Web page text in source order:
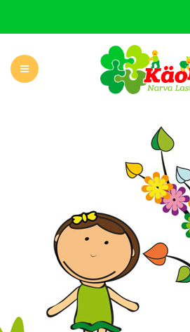
LASTEAIAST
ÕPPE- JA KASVATUSTÖÖ
ROHELINE KOOL